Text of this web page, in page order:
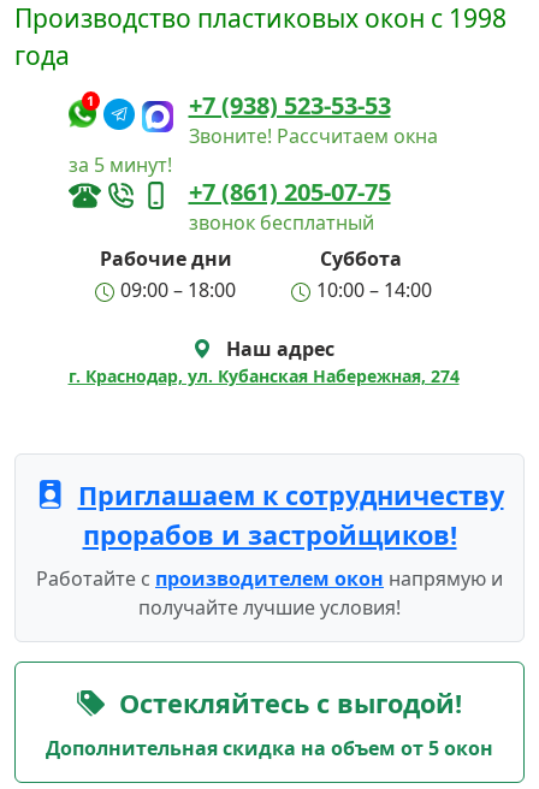
Производство пластиковых окон с 1998
года
1 +7 (938) 523-53-53
Звоните! Рассчитаем окна
за 5 минут!
+7 (861) 205-07-75
звонок бесплатный
Рабочие дни
Суббота
09:00 – 18:00
10:00 – 14:00
Наш адрес
г. Краснодар, ул. Кубанская Набережная, 274
Приглашаем к сотрудничеству
прорабов и застройщиков!
Работайте с производителем окон напрямую и
получайте лучшие условия!
Остекляйтесь с выгодой!
Дополнительная скидка на объем от 5 окон